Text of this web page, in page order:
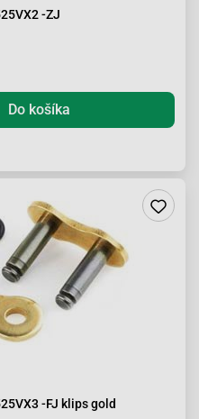
-ZJ
Do košíka
-FJ klips gold